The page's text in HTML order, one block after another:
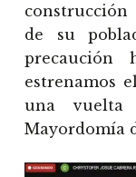
de su
precaución
estrenamos
una
Mayordomía